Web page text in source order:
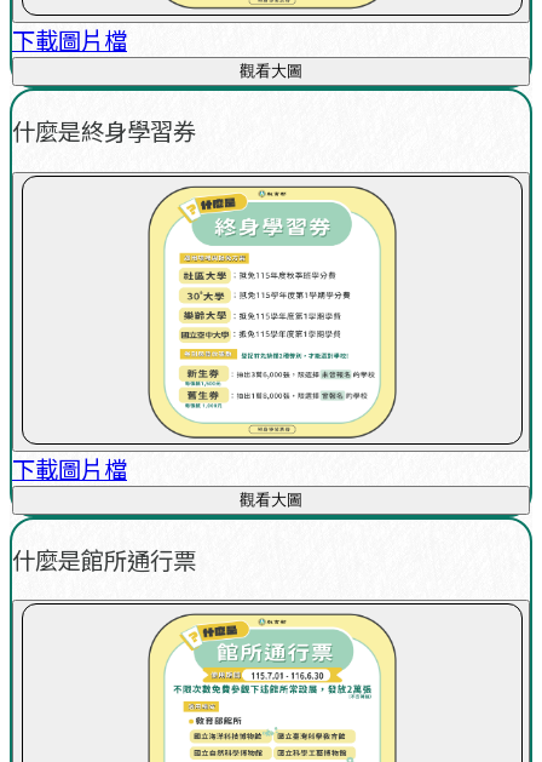
下載圖片檔
觀看大圖
什麼是終身學習券
下載圖片檔
觀看大圖
什麼是館所通行票